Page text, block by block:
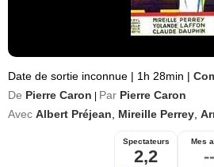
Date de sortie inconnue | 1h 28min |
De Pierre Caron Par Pierre Caron
Avec Albert Préjean Mireille Perrey
Spectateurs
2,2
Mes
--